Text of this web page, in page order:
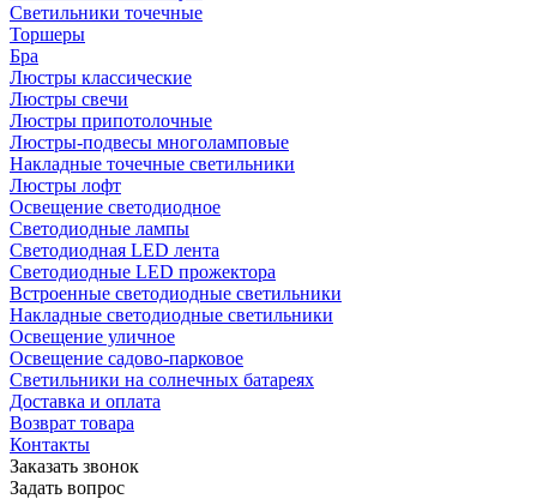
Светильники точечные
Торшеры
Бра
Люстры классические
Люстры свечи
Люстры припотолочные
Люстры-подвесы многоламповые
Накладные точечные светильники
Люстры лофт
Освещение светодиодное
Светодиодные лампы
Светодиодная LED лента
Светодиодные LED прожектора
Встроенные светодиодные светильники
Накладные светодиодные светильники
Освещение уличное
Освещение садово-парковое
Светильники на солнечных батареях
Доставка и оплата
Возврат товара
Контакты
Заказать звонок
Задать вопрос